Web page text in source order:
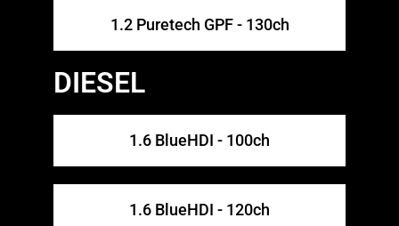
1.2 Puretech GPF - 130ch
DIESEL
1.6 BlueHDI - 100ch
1.6 BlueHDI - 120ch